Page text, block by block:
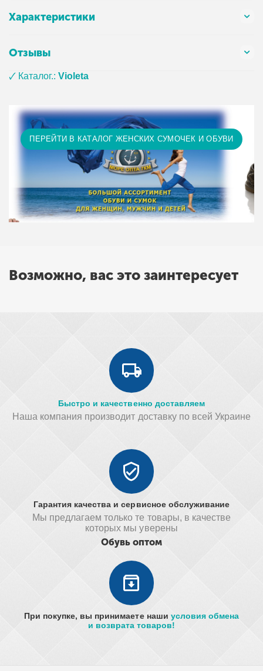
Характеристики
Отзывы
🗸 Каталог.:Violeta
ПЕРЕЙТИ В КАТАЛОГ ЖЕНСКИХ СУМОЧЕК И ОБУВИ
Возможно, вас это заинтересует
Быстро и качественно доставляем
Наша компания производит доставку по всей Украине
Гарантия качества и сервисное обслуживание
Мы предлагаем только те товары, в качестве
которых мы уверены
Обувь оптом
При покупке, вы принимаете наши условия обмена
и возврата товаров!